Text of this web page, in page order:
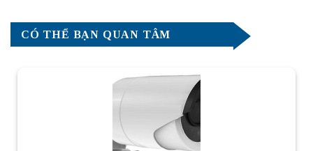
CÓ THỂ BẠN QUAN TÂM